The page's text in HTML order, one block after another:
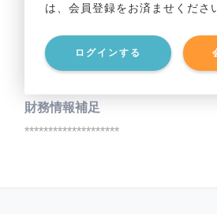
は、会員登録をお済ませくださ
ログインする
事業資産 ********************
事業負債 ********************
財務情報補足
********************